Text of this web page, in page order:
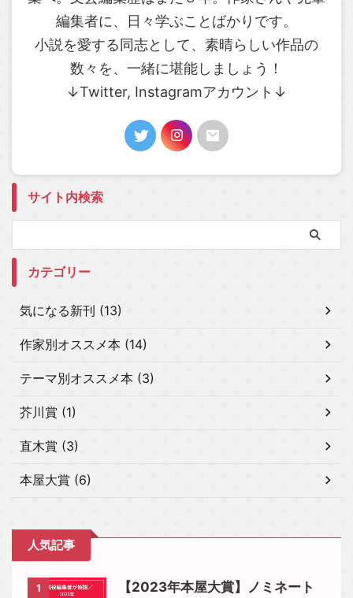
編集者に、日々学ぶことばかりです。
小説を愛する同志として、素晴らしい作品の
数々を、一緒に堪能しましょう！
↓Twitter, Instagramアカウント↓
サイト内検索
カテゴリー
気になる新刊 (13)
作家別オススメ本 (14)
テーマ別オススメ本 (3)
芥川賞 (1)
直木賞 (3)
本屋大賞 (6)
人気記事
1 【2023年本屋大賞】ノミネート